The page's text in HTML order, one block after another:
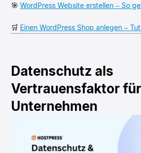
🎯WordPress Website erstellen – So
🛒 Einen WordPress Shop anlegen –
Datenschutz als
Vertrauensfaktor
Unternehmen